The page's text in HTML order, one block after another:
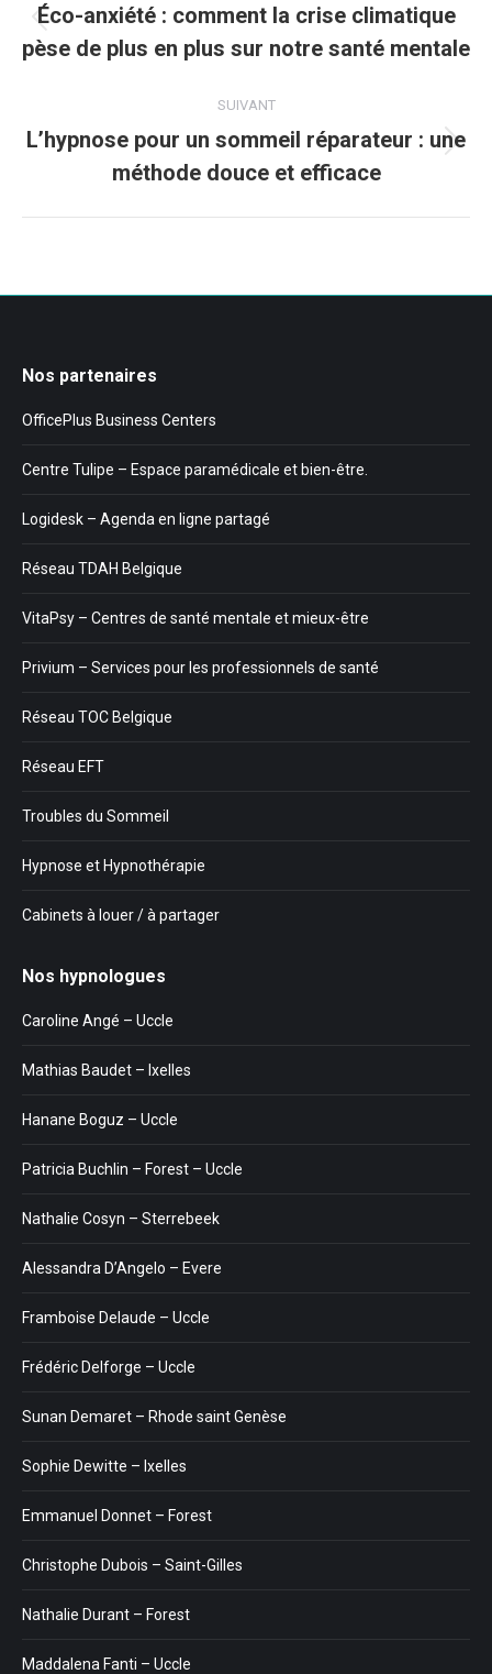
Article
précédent
Éco-anxiété : comment la crise climatique
pèse de plus en plus sur notre santé mentale
SUIVANT
Article
suivant
:
L’hypnose pour un sommeil réparateur : une
méthode douce et efficace
Nos partenaires
OfficePlus Business Centers
Centre Tulipe – Espace paramédicale et bien-être.
Logidesk – Agenda en ligne partagé
Réseau TDAH Belgique
VitaPsy – Centres de santé mentale et mieux-être
Privium – Services pour les professionnels de santé
Réseau TOC Belgique
Réseau EFT
Troubles du Sommeil
Hypnose et Hypnothérapie
Cabinets à louer / à partager
Nos hypnologues
Caroline Angé – Uccle
Mathias Baudet – Ixelles
Hanane Boguz – Uccle
Patricia Buchlin – Forest – Uccle
Nathalie Cosyn – Sterrebeek
Alessandra D’Angelo – Evere
Framboise Delaude – Uccle
Frédéric Delforge – Uccle
Sunan Demaret – Rhode saint Genèse
Sophie Dewitte – Ixelles
Emmanuel Donnet – Forest
Christophe Dubois – Saint-Gilles
Nathalie Durant – Forest
Maddalena Fanti – Uccle